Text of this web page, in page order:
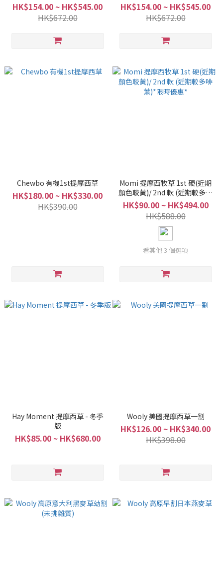
HK$154.00 ~ HK$545.00
HK$672.00
HK$154.00 ~ HK$545.00
HK$672.00
Chewbo 有機1st提摩西草
HK$180.00 ~ HK$330.00
HK$390.00
Momi 提摩西牧草 1st 硬(近期
顏色較黃)/ 2nd 軟 (近期較多啡
葉)*限時優惠*
HK$90.00 ~ HK$494.00
HK$588.00
看其他 3 個選項
Hay Moment 提摩西草 - 冬季
版
HK$85.00 ~ HK$680.00
Wooly 美國提摩西草一割
HK$126.00 ~ HK$340.00
HK$398.00